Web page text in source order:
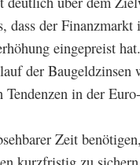
dass der Finanzmarkt
eingepreist hat.
der Baugeldzinsen
in der
Zeit